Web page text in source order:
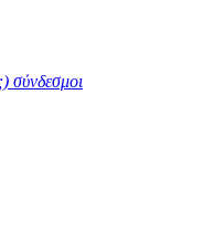
σύνδεσμοι